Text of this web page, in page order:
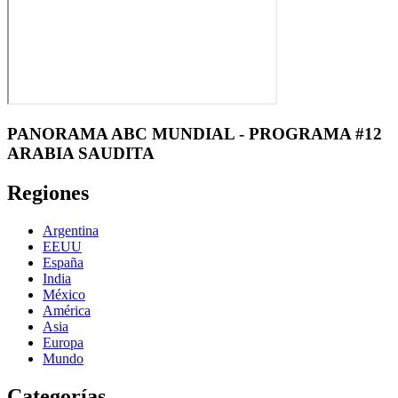
PANORAMA ABC MUNDIAL - PROGRAMA #12
ARABIA SAUDITA
Regiones
Argentina
EEUU
España
India
México
América
Asia
Europa
Mundo